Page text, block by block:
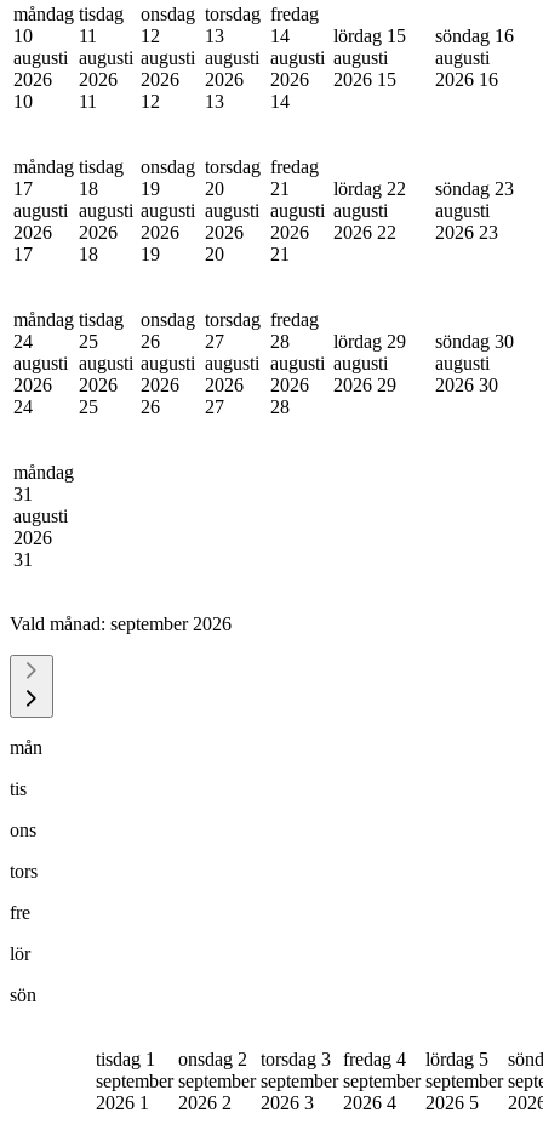
måndag
10
augusti
2026
10
tisdag
11
augusti
2026
11
onsdag
12
augusti
2026
12
torsdag
13
augusti
2026
13
fredag
14
augusti
2026
14
lördag 15
augusti
2026 15
söndag 16
augusti
2026 16
måndag
17
augusti
2026
17
tisdag
18
augusti
2026
18
onsdag
19
augusti
2026
19
torsdag
20
augusti
2026
20
fredag
21
augusti
2026
21
lördag 22
augusti
2026 22
söndag 23
augusti
2026 23
måndag
24
augusti
2026
24
tisdag
25
augusti
2026
25
onsdag
26
augusti
2026
26
torsdag
27
augusti
2026
27
fredag
28
augusti
2026
28
lördag 29
augusti
2026 29
söndag 30
augusti
2026 30
måndag
31
augusti
2026
31
Vald månad: september 2026
mån
tis
ons
tors
fre
lör
sön
tisdag 1
september
2026 1
onsdag 2
september
2026 2
torsdag 3
september
2026 3
fredag 4
september
2026 4
lördag 5
september
2026 5